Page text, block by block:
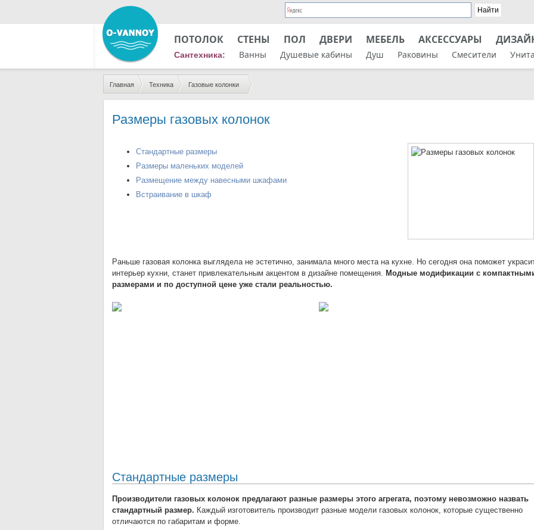
ПОТОЛОК СТЕНЫ ПОЛ ДВЕРИ МЕБЕЛЬ АКСЕССУАРЫ
Сантехника: Ванны Душевые кабины Душ Раковины Смесители
Главная Техника Газовые колонки
Размеры газовых колонок
Стандартные размеры
Размеры маленьких моделей
Размещение между навесными шкафами
Встраивание в шкаф
Раньше газовая колонка выглядела не эстетично, занимала много места на кухне. Но сегодня она поможет
интерьер кухни, станет привлекательным акцентом в дизайне помещения. Модные модификации с
размерами и по доступной цене уже стали реальностью.
Стандартные размеры
Производители газовых колонок предлагают разные размеры этого агрегата, поэтому невозможно назвать
стандартный размер. Каждый изготовитель производит разные модели газовых колонок, которые существенно
отличаются по габаритам и форме.